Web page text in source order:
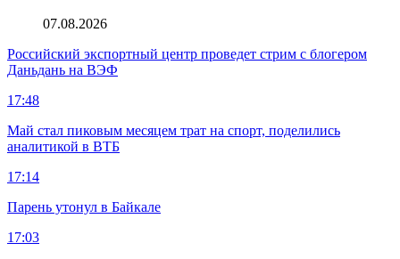
07.08.2026
Российский экспортный центр проведет стрим с блогером
Даньдань на ВЭФ
17:48
Май стал пиковым месяцем трат на спорт, поделились
аналитикой в ВТБ
17:14
Парень утонул в Байкале
17:03